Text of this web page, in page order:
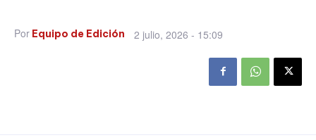
Por Equipo de Edición 2 julio, 2026 - 15:09